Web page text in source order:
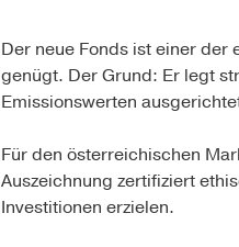
Der neue Fonds ist einer
genügt. Der Grund: Er legt
Emissionswerten
Für den österreichischen
Auszeichnung zertifiziert
Investitionen erzielen.